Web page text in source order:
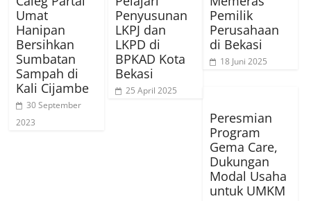
Umat
Hanipan
Bersihkan
Sumbatan
Sampah di
Kali Cijambe
30 September
2023
Penyusunan
LKPJ dan
LKPD di
BPKAD Kota
Bekasi
25 April 2025
Pemilik
Perusahaan
di Bekasi
18 Juni 2025
Peresmian
Program
Gema Care,
Dukungan
Modal Usaha
untuk UMKM